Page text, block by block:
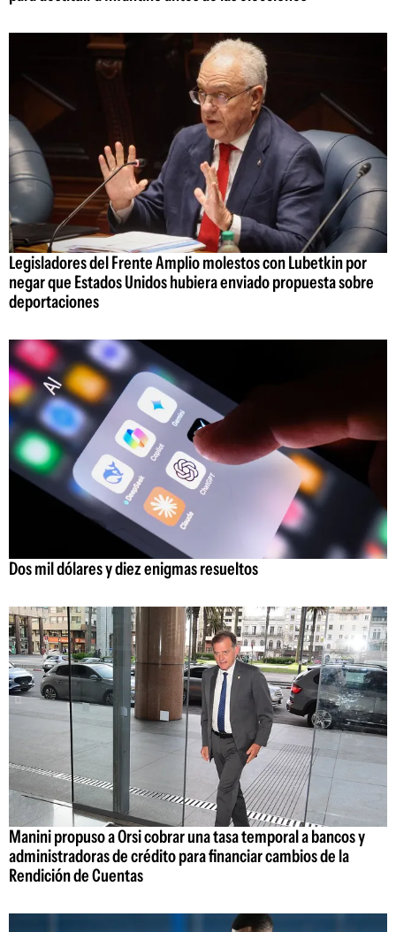
Legisladores del Frente Amplio molestos con Lubetkin por
negar que Estados Unidos hubiera enviado propuesta sobre
deportaciones
Dos mil dólares y diez enigmas resueltos
Manini propuso a Orsi cobrar una tasa temporal a bancos y
administradoras de crédito para financiar cambios de la
Rendición de Cuentas